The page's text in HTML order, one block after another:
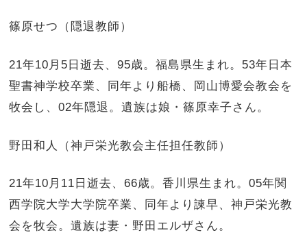
篠原せつ（隠退教師）
21年10月5日逝去、95歳。福島県生まれ。53年日本
聖書神学校卒業、同年より船橋、岡山博愛会教会を
牧会し、02年隠退。遺族は娘・篠原幸子さん。
野田和人（神戸栄光教会主任担任教師）
21年10月11日逝去、66歳。香川県生まれ。05年関
西学院大学大学院卒業、同年より諫早、神戸栄光教
会を牧会。遺族は妻・野田エルザさん。